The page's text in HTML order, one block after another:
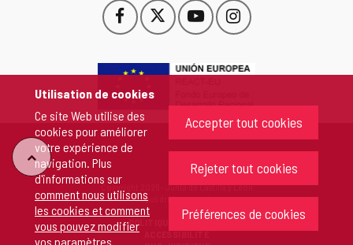
Utilisation de cookies
Ce site Web utilise des
cookies pour améliorer
votre expérience de
navigation. Plus
d'informations sur
comment nous utilisons
les cookies et comment
vous pouvez modifier
vos paramètres
Accepter tout cookies
Rejeter tout cookies
Préférences de cookies
Facebook
Este
enlace
abrirá
una
ventana
nueva.
Este
enlace
abrirá
ventana
YouTube
Este
enlace
abrirá
ventana
nueva.
Instagram
Este
enlace
abrirá
ventana
"Retour
sommet"
Copyright 2026 - Junta de Castilla y León
Tous droits réservés
POLITIQUE DE COOKIES
ACCESSIBILITÉ